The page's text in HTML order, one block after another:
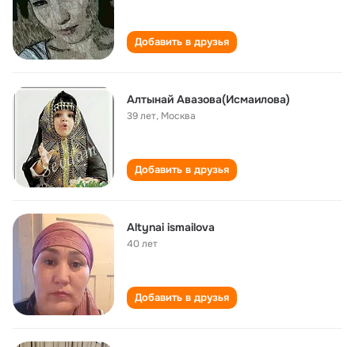
Добавить в друзья
Алтынай Авазова(Исмаилова)
39 лет, Москва
Добавить в друзья
Altynai ismailova
40 лет
Добавить в друзья